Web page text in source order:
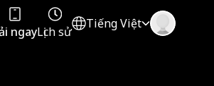
ngayLịch sử
Tiếng Việt